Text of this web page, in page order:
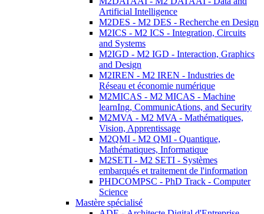
Artificial Intelligence
M2DES - M2 DES - Recherche en Design
M2ICS - M2 ICS - Integration, Circuits
and Systems
M2IGD - M2 IGD - Interaction, Graphics
and Design
M2IREN - M2 IREN - Industries de
Réseau et économie numérique
M2MICAS - M2 MICAS - Machine
learnIng, CommunicAtions, and Security
M2MVA - M2 MVA - Mathématiques,
Vision, Apprentissage
M2QMI - M2 QMI - Quantique,
Mathématiques, Informatique
M2SETI - M2 SETI - Systèmes
embarqués et traitement de l'information
PHDCOMPSC - PhD Track - Computer
Science
Mastère spécialisé